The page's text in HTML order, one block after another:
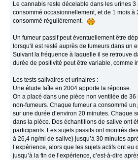
Le cannabis reste décelable dans les urines
consommé occasionnellement, et de 1 mois à
consommé régulièrement.
Un fumeur passif peut éventuellement être
lorsqu'il est resté auprès de fumeurs dans un
Suivant la fréquence à laquelle il se retrouve
durée de positivité peut être variable, comme
Les tests salivaires et urinaires :
Une étude faîte en 2004 apporte la réponse.
On a placé dans une pièce non ventilée de 36
non-fumeurs. Chaque fumeur a consommé
sur une durée d’environ 20 minutes. Chaque
dans la pièce. Des échantillons de salive ont
participants. Les sujets passifs ont montrés
à 26,4 ng/ml de salive) jusqu’à 30 minutes
l’expérience, alors que les sujets actifs ont eu
jusqu’à la fin de l’expérience, c’est-à-dire